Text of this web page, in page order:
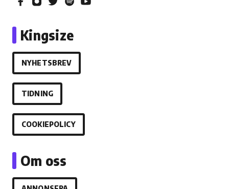
Kingsize
NYHETSBREV
TIDNING
COOKIEPOLICY
Om oss